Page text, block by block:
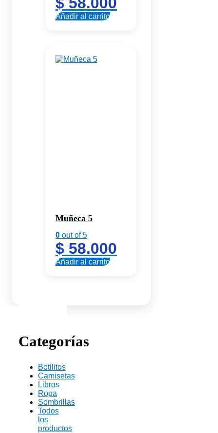
Añadir al carrito
Muñeca 5
0 out of 5
$ 58.000
Añadir al carrito
Categorías
Botilitos
Camisetas
Libros
Ropa
Sombrillas
Todos
los
productos